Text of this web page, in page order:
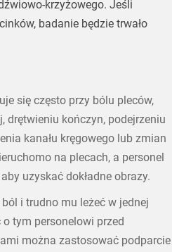
krzyżowego. Jeśli
badanie będzie trwało
się często przy bólu pleców,
drętwieniu kończyn, podejrzeniu
kanału kręgowego lub zmian
na plecach, a personel
uzyskać dokładne obrazy.
i trudno mu leżeć w jednej
tym personelowi przed
można zastosować podparcie